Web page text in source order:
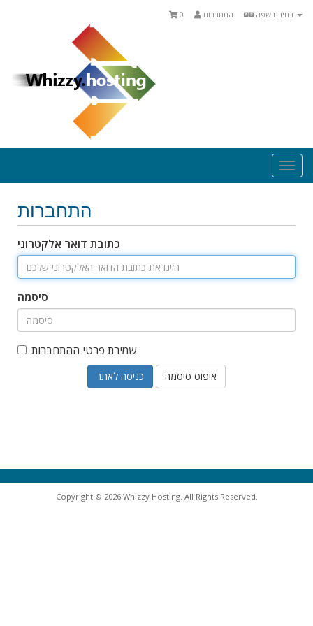
התחברות 0
התחברות
כתובת דואר אלקטרוני
סיסמה
שמירת פרטי ההתחברות
איפוס סיסמה
Copyright © 2026 Whizzy Hosting. All Rights Reserved.